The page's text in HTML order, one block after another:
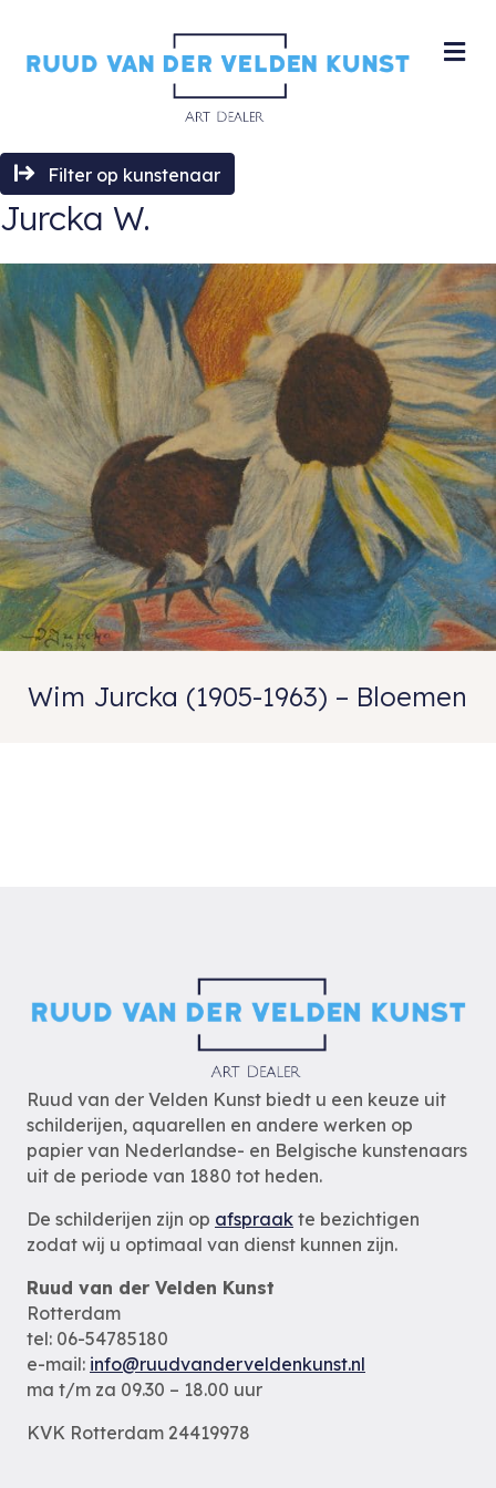
Filter op kunstenaar
Jurcka W.
Wim Jurcka (1905-1963) – Bloemen
Ruud van der Velden Kunst biedt u een keuze uit
schilderijen, aquarellen en andere werken op
papier van Nederlandse- en Belgische kunstenaars
uit de periode van 1880 tot heden.
De schilderijen zijn op afspraak te bezichtigen
zodat wij u optimaal van dienst kunnen zijn.
Ruud van der Velden Kunst
Rotterdam
tel: 06-54785180
e-mail: info@ruudvanderveldenkunst.nl
ma t/m za 09.30 – 18.00 uur
KVK Rotterdam 24419978